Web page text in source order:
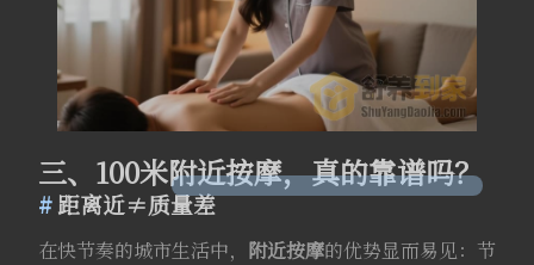
三、100米附近按摩，真的靠谱吗？
距离近≠质量差
在快节奏的城市生活中， 附近按摩的优势显而易见：节